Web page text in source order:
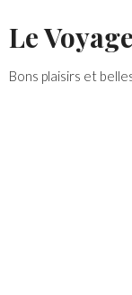
to
content
Le
Bons plaisirs et